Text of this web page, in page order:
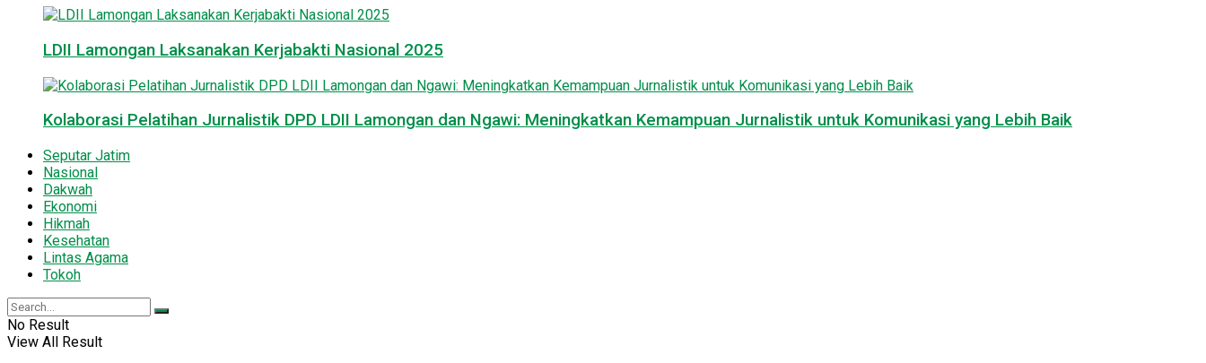
LDII Lamongan Laksanakan Kerjabakti Nasional 2025
Kolaborasi Pelatihan Jurnalistik DPD LDII Lamongan dan Ngawi: Meningkatkan Kemampuan Jurnalistik untuk Komunikasi yang Lebih Baik
Seputar Jatim
Nasional
Dakwah
Ekonomi
Hikmah
Kesehatan
Lintas Agama
Tokoh
No Result
View All Result